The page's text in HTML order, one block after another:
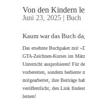
Von den Kindern
Juni 23, 2025| Buch
Kaum war das Buch
Das ersehnte Buchpaket mit
GTA-Zeichnen-Kurses im
Unterricht ausprobieren! Für
vorbereiten, sondern
mitgearbeitet, ihre Beiträge
veröffentlicht, den Link
lernen!